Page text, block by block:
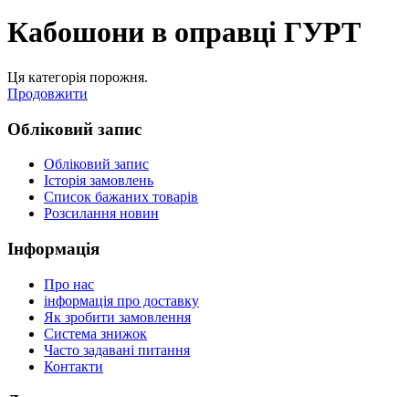
Кабошони в оправці ГУРТ
Ця категорія порожня.
Продовжити
Обліковий запис
Обліковий запис
Історія замовлень
Список бажаних товарів
Розсилання новин
Інформація
Про нас
інформація про доставку
Як зробити замовлення
Система знижок
Часто задавані питання
Контакти